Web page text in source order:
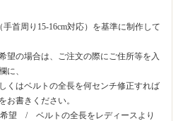
首周り15-16cm対応）を基準に制作して
望の場合は、ご注文の際にご住所等を入
に、
くはベルトの全長を何センチ修正すれば
お書きください。
希望 / ベルトの全長をレディースより